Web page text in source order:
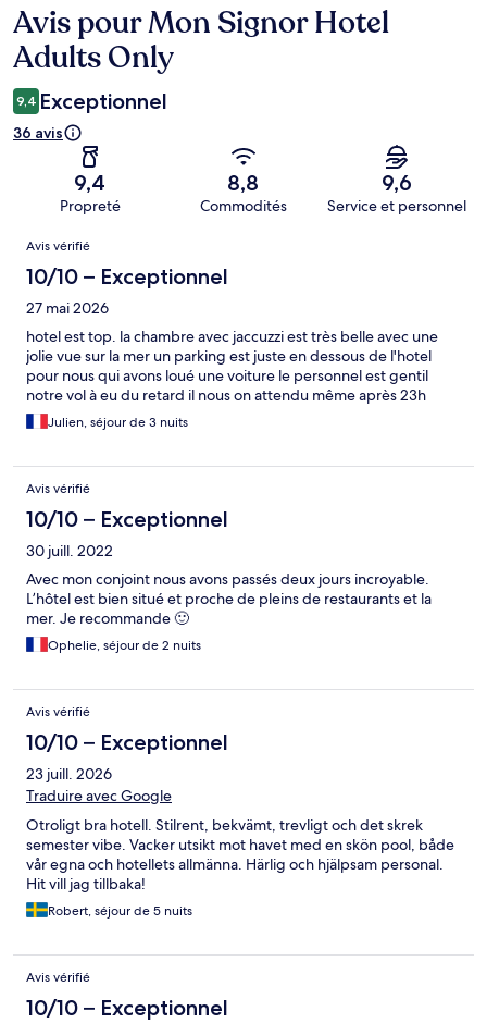
Avis
Avis pour Mon Signor Hotel
Adults Only
9,4 Exceptionnel
36 avis
9,4
Propreté
8,8
Commodités
9,6
Service et personnel
Avis
Avis vérifié
10/10 – Exceptionnel
27 mai 2026
hotel est top. la chambre avec jaccuzzi est très belle avec une
jolie vue sur la mer un parking est juste en dessous de l'hotel
pour nous qui avons loué une voiture le personnel est gentil
notre vol à eu du retard il nous on attendu même après 23h
Julien, séjour de 3 nuits
Avis vérifié
10/10 – Exceptionnel
30 juill. 2022
Avec mon conjoint nous avons passés deux jours incroyable.
L’hôtel est bien situé et proche de pleins de restaurants et la
mer. Je recommande 🙂
Ophelie, séjour de 2 nuits
Avis vérifié
10/10 – Exceptionnel
23 juill. 2026
Traduire avec Google
Otroligt bra hotell. Stilrent, bekvämt, trevligt och det skrek
semester vibe. Vacker utsikt mot havet med en skön pool, både
vår egna och hotellets allmänna. Härlig och hjälpsam personal.
Hit vill jag tillbaka!
Robert, séjour de 5 nuits
Avis vérifié
10/10 – Exceptionnel